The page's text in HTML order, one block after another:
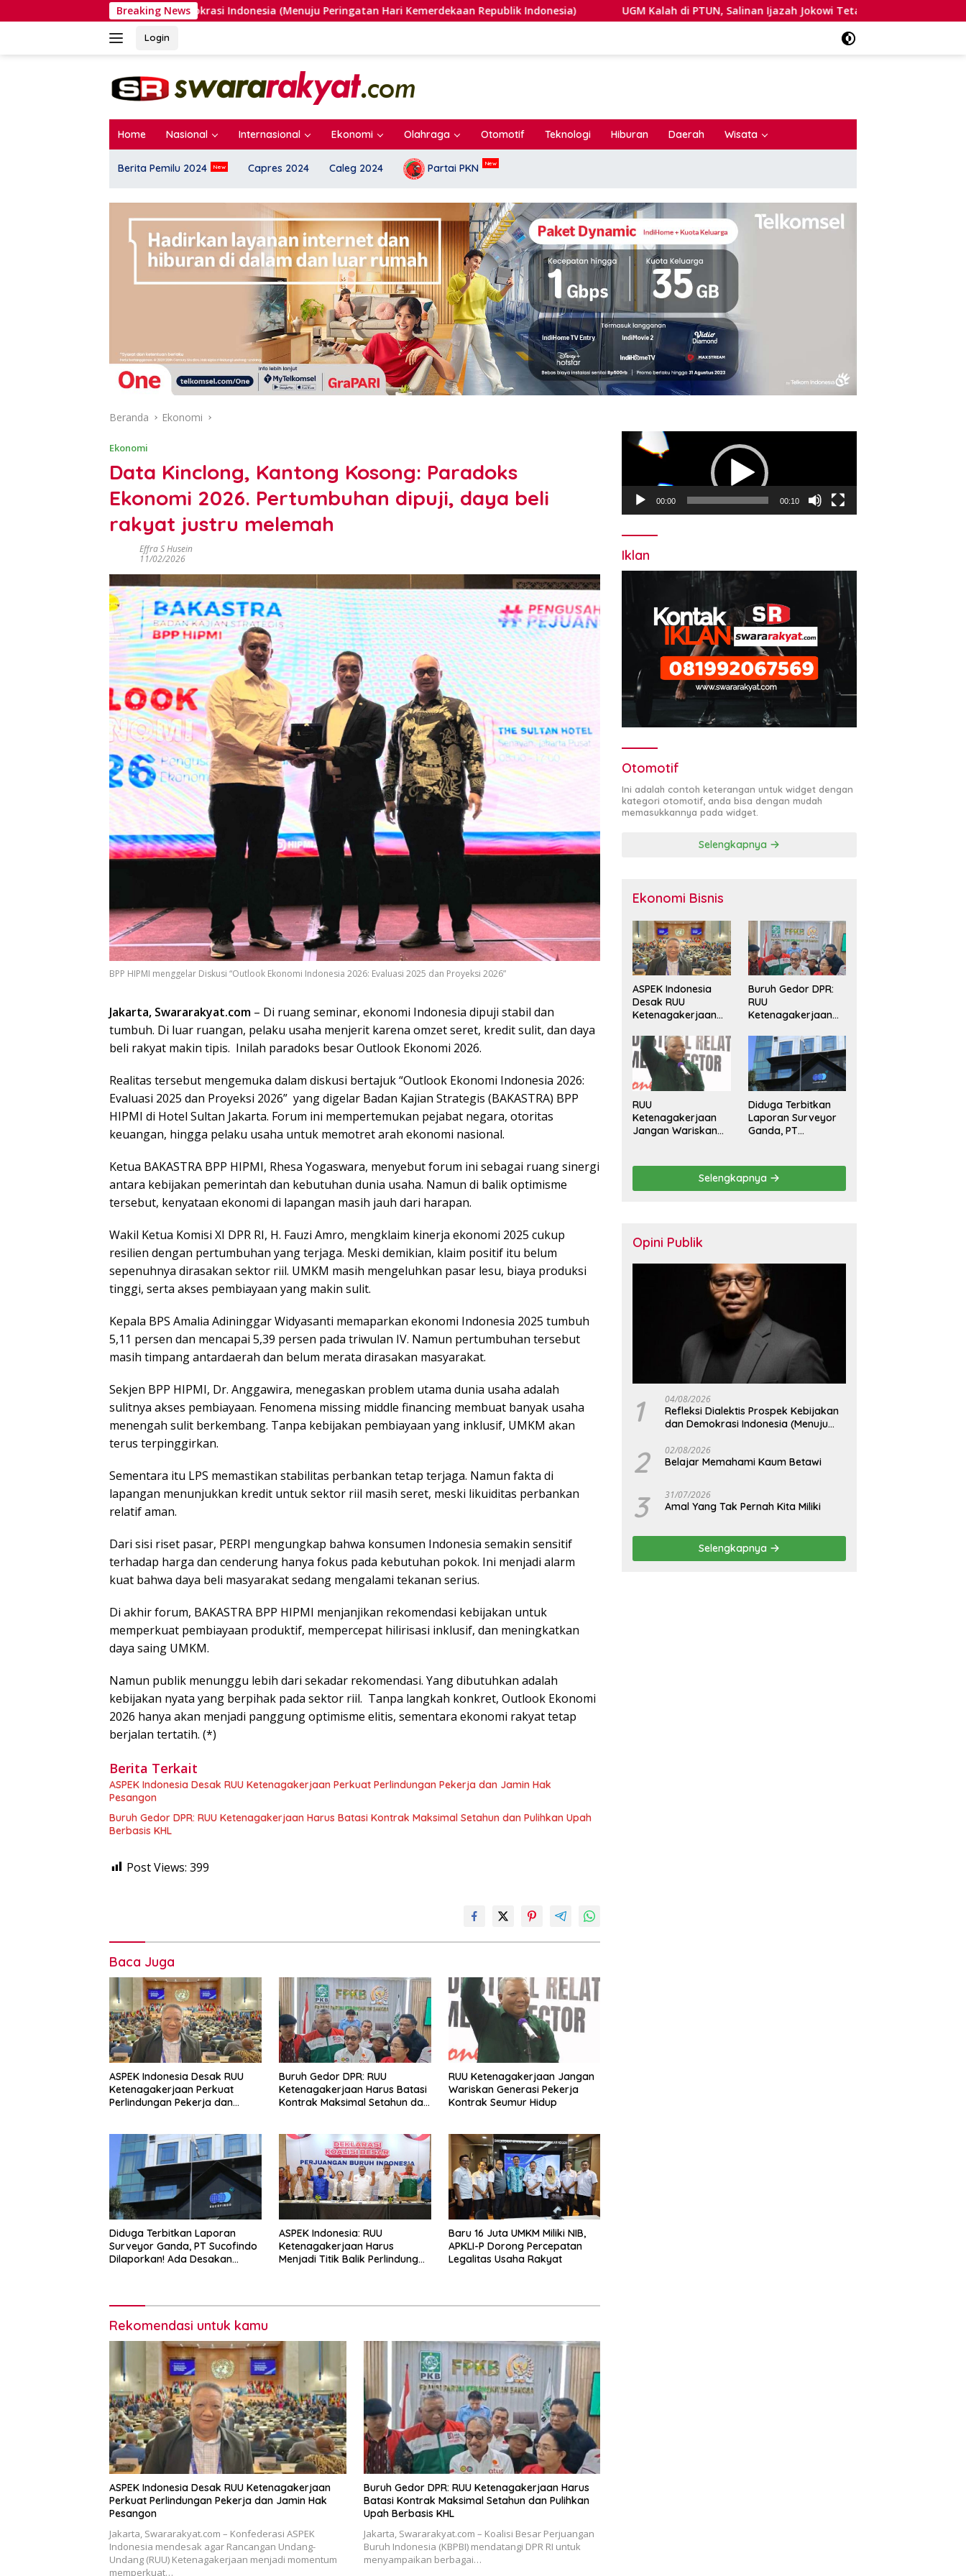
ke
Breaking News
dan Demokrasi Indonesia (Menuju Peringatan Hari Kemerdekaan Republik Indonesia) UGM Kalah di PTUN, Salinan Ijazah Jokowi Tetap Dinyatakan Terbuka
Login
Home Nasional Internasional Ekonomi Olahraga Otomotif Teknologi Hiburan Daerah Wisata
Berita Pemilu 2024 Capres 2024 Caleg 2024 Partai PKN
Beranda Ekonomi
Ekonomi
Data Kinclong, Kantong Kosong: Paradoks
Ekonomi 2026. Pertumbuhan dipuji, daya beli
rakyat justru melemah
Effra S Husein
11/02/2026
BPP HIPMI menggelar Diskusi “Outlook Ekonomi Indonesia 2026: Evaluasi 2025 dan Proyeksi 2026”
Jakarta, Swararakyat.com – Di ruang seminar, ekonomi Indonesia dipuji stabil dan
tumbuh. Di luar ruangan, pelaku usaha menjerit karena omzet seret, kredit sulit, dan daya
beli rakyat makin tipis. Inilah paradoks besar Outlook Ekonomi 2026.
Realitas tersebut mengemuka dalam diskusi bertajuk “Outlook Ekonomi Indonesia 2026:
Evaluasi 2025 dan Proyeksi 2026” yang digelar Badan Kajian Strategis (BAKASTRA) BPP
HIPMI di Hotel Sultan Jakarta. Forum ini mempertemukan pejabat negara, otoritas
keuangan, hingga pelaku usaha untuk memotret arah ekonomi nasional.
Ketua BAKASTRA BPP HIPMI, Rhesa Yogaswara, menyebut forum ini sebagai ruang sinergi
antara kebijakan pemerintah dan kebutuhan dunia usaha. Namun di balik optimisme
tersebut, kenyataan ekonomi di lapangan masih jauh dari harapan.
Wakil Ketua Komisi XI DPR RI, H. Fauzi Amro, mengklaim kinerja ekonomi 2025 cukup
resilien dengan pertumbuhan yang terjaga. Meski demikian, klaim positif itu belum
sepenuhnya dirasakan sektor riil. UMKM masih mengeluhkan pasar lesu, biaya produksi
tinggi, serta akses pembiayaan yang makin sulit.
Kepala BPS Amalia Adininggar Widyasanti memaparkan ekonomi Indonesia 2025 tumbuh
5,11 persen dan mencapai 5,39 persen pada triwulan IV. Namun pertumbuhan tersebut
masih timpang antardaerah dan belum merata dirasakan masyarakat.
Sekjen BPP HIPMI, Dr. Anggawira, menegaskan problem utama dunia usaha adalah
sulitnya akses pembiayaan. Fenomena missing middle financing membuat banyak usaha
menengah sulit berkembang. Tanpa kebijakan pembiayaan yang inklusif, UMKM akan
terus terpinggirkan.
Sementara itu LPS memastikan stabilitas perbankan tetap terjaga. Namun fakta di
lapangan menunjukkan kredit untuk sektor riil masih seret, meski likuiditas perbankan
relatif aman.
Dari sisi riset pasar, PERPI mengungkap bahwa konsumen Indonesia semakin sensitif
terhadap harga dan cenderung hanya fokus pada kebutuhan pokok. Ini menjadi alarm
kuat bahwa daya beli masyarakat sedang mengalami tekanan serius.
Di akhir forum, BAKASTRA BPP HIPMI menjanjikan rekomendasi kebijakan untuk
memperkuat pembiayaan produktif, mempercepat hilirisasi inklusif, dan meningkatkan
daya saing UMKM.
Namun publik menunggu lebih dari sekadar rekomendasi. Yang dibutuhkan adalah
kebijakan nyata yang berpihak pada sektor riil. Tanpa langkah konkret, Outlook Ekonomi
2026 hanya akan menjadi panggung optimisme elitis, sementara ekonomi rakyat tetap
berjalan tertatih. (*)
Berita Terkait
ASPEK Indonesia Desak RUU Ketenagakerjaan Perkuat Perlindungan Pekerja dan Jamin Hak
Pesangon
Buruh Gedor DPR: RUU Ketenagakerjaan Harus Batasi Kontrak Maksimal Setahun dan Pulihkan Upah
Berbasis KHL
Post Views: 399
Baca Juga
ASPEK Indonesia Desak RUU
Ketenagakerjaan Perkuat
Perlindungan Pekerja dan
Buruh Gedor DPR: RUU
Ketenagakerjaan Harus Batasi
Kontrak Maksimal Setahun dan
RUU Ketenagakerjaan Jangan
Wariskan Generasi Pekerja
Kontrak Seumur Hidup
Diduga Terbitkan Laporan
Surveyor Ganda, PT Sucofindo
Dilaporkan! Ada Desakan
ASPEK Indonesia: RUU
Ketenagakerjaan Harus
Menjadi Titik Balik Perlindungan
Baru 16 Juta UMKM Miliki NIB,
APKLI-P Dorong Percepatan
Legalitas Usaha Rakyat
Rekomendasi untuk kamu
ASPEK Indonesia Desak RUU Ketenagakerjaan
Perkuat Perlindungan Pekerja dan Jamin Hak
Pesangon
Jakarta, Swararakyat.com – Konfederasi ASPEK
Indonesia mendesak agar Rancangan Undang-
Undang (RUU) Ketenagakerjaan menjadi momentum
memperkuat…
Buruh Gedor DPR: RUU Ketenagakerjaan Harus
Batasi Kontrak Maksimal Setahun dan Pulihkan
Upah Berbasis KHL
Jakarta, Swararakyat.com – Koalisi Besar Perjuangan
Buruh Indonesia (KBPBI) mendatangi DPR RI untuk
menyampaikan berbagai…
Pemutar
Video
00:00 00:10
Iklan
Otomotif
Ini adalah contoh keterangan untuk widget dengan
kategori otomotif, anda bisa dengan mudah
memasukkannya pada widget.
Selengkapnya
Ekonomi Bisnis
ASPEK Indonesia
Desak RUU
Ketenagakerjaan
Perlindungan
Pekerja dan Jamin
Hak Pesangon
Buruh Gedor DPR:
RUU
Ketenagakerjaan
Kontrak Maksimal
Setahun dan
Pulihkan Upah
Berbasis KHL
RUU
Ketenagakerjaan
Jangan Wariskan
Hidup
Diduga Terbitkan
Laporan Surveyor
Ganda, PT
Desakan Copot
Total Direksi dan
Komisaris
Selengkapnya
Opini Publik
1 04/08/2026
Refleksi Dialektis Prospek Kebijakan
dan Demokrasi Indonesia (Menuju
Republik Indonesia)
2 02/08/2026
Belajar Memahami Kaum Betawi
3 31/07/2026
Amal Yang Tak Pernah Kita Miliki
Selengkapnya